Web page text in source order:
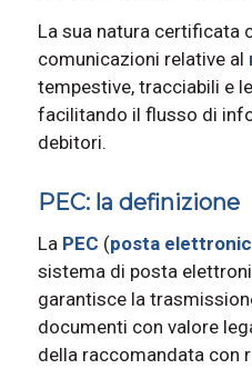
La sua natura certificata
comunicazioni relative al
tempestive, tracciabili e
facilitando il flusso di
debitori.
PEC: la definizione
La PEC (posta
sistema di posta
garantisce la
documenti con valore
della raccomandata con